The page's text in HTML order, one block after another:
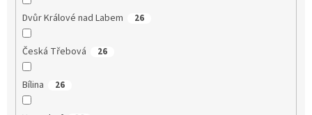
Dvůr Králové nad Labem 26
Česká Třebová 26
Bílina 26